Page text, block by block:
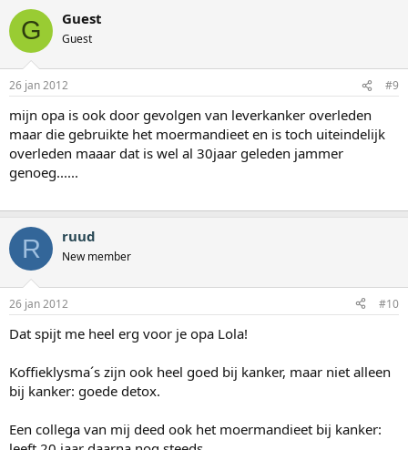
G Guest
Guest
26 jan 2012 #9
mijn opa is ook door gevolgen van leverkanker overleden
maar die gebruikte het moermandieet en is toch uiteindelijk
overleden maaar dat is wel al 30jaar geleden jammer
genoeg......
R ruud
New member
26 jan 2012 #10
Dat spijt me heel erg voor je opa Lola!
Koffieklysma´s zijn ook heel goed bij kanker, maar niet alleen
bij kanker: goede detox.
Een collega van mij deed ook het moermandieet bij kanker: